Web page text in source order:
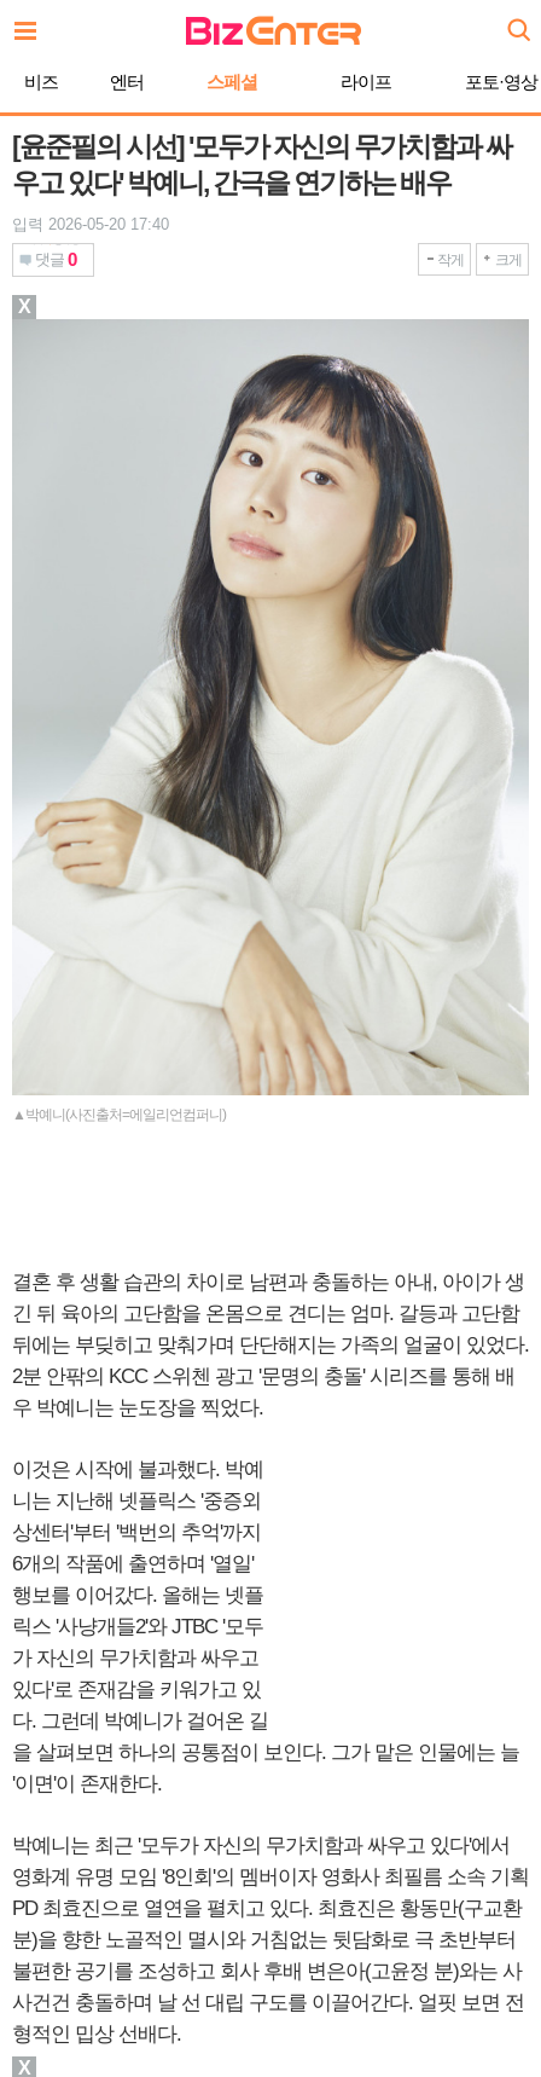
문
기
비즈 엔터 스페셜 라이프 포토·영상
[윤준필의 시선] '모두가 자신의 무가치함과 싸
우고 있다' 박예니, 간극을 연기하는 배우
입력 2026-05-20 17:40
댓글 0 작게 크게
▲박예니(사진출처=에일리언컴퍼니)
결혼 후 생활 습관의 차이로 남편과 충돌하는 아내, 아이가 생
긴 뒤 육아의 고단함을 온몸으로 견디는 엄마. 갈등과 고단함
뒤에는 부딪히고 맞춰가며 단단해지는 가족의 얼굴이 있었다.
2분 안팎의 KCC 스위첸 광고 '문명의 충돌' 시리즈를 통해 배
우 박예니는 눈도장을 찍었다.
이것은 시작에 불과했다. 박예
니는 지난해 넷플릭스 '중증외
상센터'부터 '백번의 추억'까지
6개의 작품에 출연하며 '열일'
행보를 이어갔다. 올해는 넷플
릭스 '사냥개들2'와 JTBC '모두
가 자신의 무가치함과 싸우고
있다'로 존재감을 키워가고 있
다. 그런데 박예니가 걸어온 길
을 살펴보면 하나의 공통점이 보인다. 그가 맡은 인물에는 늘
'이면'이 존재한다.
박예니는 최근 '모두가 자신의 무가치함과 싸우고 있다'에서
영화계 유명 모임 '8인회'의 멤버이자 영화사 최필름 소속 기획
PD 최효진으로 열연을 펼치고 있다. 최효진은 황동만(구교환
분)을 향한 노골적인 멸시와 거침없는 뒷담화로 극 초반부터
불편한 공기를 조성하고 회사 후배 변은아(고윤정 분)와는 사
사건건 충돌하며 날 선 대립 구도를 이끌어간다. 얼핏 보면 전
형적인 밉상 선배다.
X
X